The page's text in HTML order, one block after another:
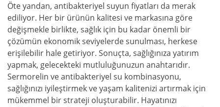
Öte yandan, antibakteriyel suyun fiyatları da merak
ediliyor. Her bir ürünün kalitesi ve markasına göre
değişmekle birlikte, sağlık için bu kadar önemli bir
çözümün ekonomik seviyelerde sunulması, herkese
erişilebilir hale getiriyor. Sonuçta, sağlığınıza yatırım
yapmak, gelecekteki mutluluğunuzun anahtarıdır.
Sermorelin ve antibakteriyel su kombinasyonu,
sağlığınızı iyileştirmek ve yaşam kalitenizi artırmak için
mükemmel bir strateji oluşturabilir. Hayatınızı